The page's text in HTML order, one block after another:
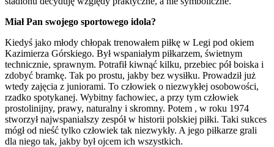
Miał Pan swojego sportowego idola?
Kiedyś jako młody chłopak trenowałem piłkę w Legi pod okiem
Kazimierza Górskiego. Był wspaniałym piłkarzem, świetnym
technicznie, sprawnym. Potrafił kiwnąć kilku, przebiec pół boiska i
zdobyć bramkę. Tak po prostu, jakby bez wysiłku. Prowadził już
wtedy zajęcia z juniorami. To człowiek o niezwykłej osobowości,
rzadko spotykanej. Wybitny fachowiec, a przy tym człowiek
prostolinijny, prawy, naturalny i skromny. Potem , w roku 1974
stworzył najwspanialszy zespół w historii polskiej piłki. Taki sukces
mógł od nieść tylko człowiek tak niezwykły. A jego piłkarze grali
dla niego tak, jakby był ojcem ich wszystkich.